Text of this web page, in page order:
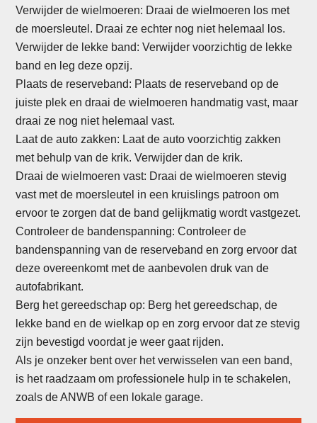
Verwijder de wielmoeren: Draai de wielmoeren los met
de moersleutel. Draai ze echter nog niet helemaal los.
Verwijder de lekke band: Verwijder voorzichtig de lekke
band en leg deze opzij.
Plaats de reserveband: Plaats de reserveband op de
juiste plek en draai de wielmoeren handmatig vast, maar
draai ze nog niet helemaal vast.
Laat de auto zakken: Laat de auto voorzichtig zakken
met behulp van de krik. Verwijder dan de krik.
Draai de wielmoeren vast: Draai de wielmoeren stevig
vast met de moersleutel in een kruislings patroon om
ervoor te zorgen dat de band gelijkmatig wordt vastgezet.
Controleer de bandenspanning: Controleer de
bandenspanning van de reserveband en zorg ervoor dat
deze overeenkomt met de aanbevolen druk van de
autofabrikant.
Berg het gereedschap op: Berg het gereedschap, de
lekke band en de wielkap op en zorg ervoor dat ze stevig
zijn bevestigd voordat je weer gaat rijden.
Als je onzeker bent over het verwisselen van een band,
is het raadzaam om professionele hulp in te schakelen,
zoals de ANWB of een lokale garage.